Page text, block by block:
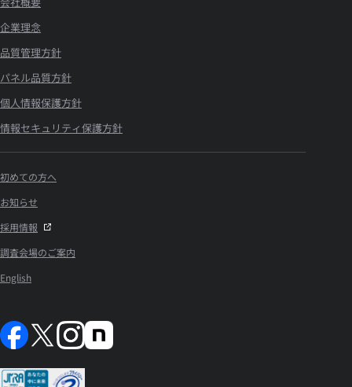
企業理念
品質管理方針
パネル品質方針
個人情報保護方針
情報セキュリティ保護方針
初めての方へ
お知らせ
採用情報
調査会場のご案内
English